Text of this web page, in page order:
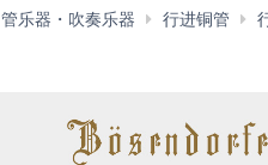
管乐器・吹奏乐器 行进铜管